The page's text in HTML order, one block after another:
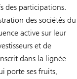
des participations.
des sociétés du
active sur leur
et de
dans la lignée
porte ses fruits,